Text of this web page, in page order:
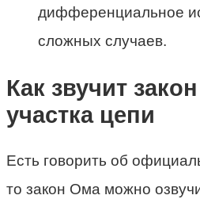
дифференциальное
сложных случаев.
Как звучит
участка цепи
Есть говорить об
то закон Ома можно